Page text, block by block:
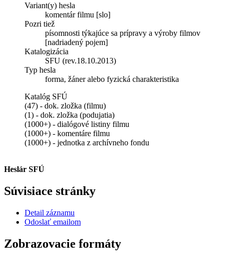
Variant(y) hesla
komentár filmu [slo]
Pozri tiež
písomnosti týkajúce sa prípravy a výroby filmov
[nadriadený pojem]
Katalogizácia
SFU (rev.18.10.2013)
Typ hesla
forma, žáner alebo fyzická charakteristika
Katalóg SFÚ
(47) - dok. zložka (filmu)
(1) - dok. zložka (podujatia)
(1000+) - dialógové listiny filmu
(1000+) - komentáre filmu
(1000+) - jednotka z archívneho fondu
Heslár SFÚ
Súvisiace stránky
Detail záznamu
Odoslať emailom
Zobrazovacie formáty